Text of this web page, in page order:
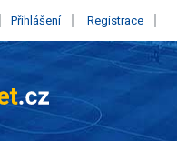
Přihlášení Registrace